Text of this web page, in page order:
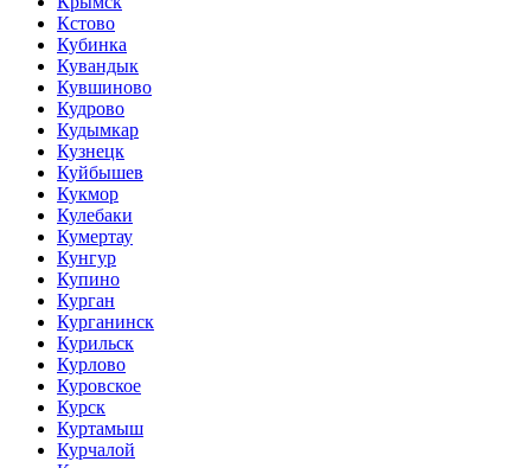
Кстово
Кубинка
Кувандык
Кувшиново
Кудрово
Кудымкар
Кузнецк
Куйбышев
Кукмор
Кулебаки
Кумертау
Кунгур
Купино
Курган
Курганинск
Курильск
Курлово
Куровское
Курск
Куртамыш
Курчалой